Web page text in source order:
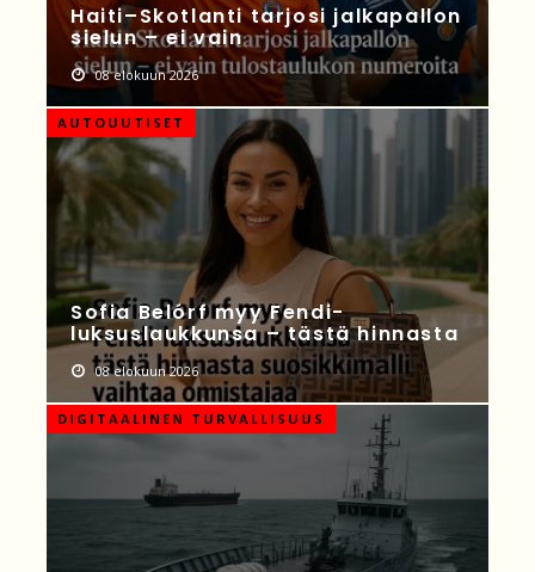
Haiti–Skotlanti tarjosi jalkapallon
sielun – ei vain
08 elokuun 2026
AUTOUUTISET
Sofia Belórf myy Fendi-
luksuslaukkunsa – tästä hinnasta
08 elokuun 2026
DIGITAALINEN TURVALLISUUS